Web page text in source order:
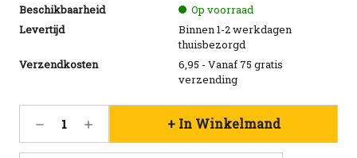
Beschikbaarheid
Op voorraad
Levertijd
Binnen 1-2 werkdagen
thuisbezorgd
Verzendkosten
6,95 - Vanaf 75 gratis
verzending
voorraad:
106
Hoeveelheid
van
Hoeveelheid
van